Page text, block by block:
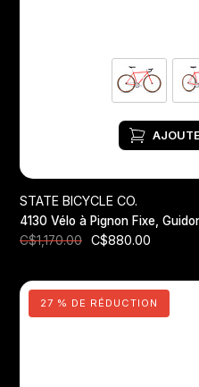
STATE BICYCLE CO.
4130 Vélo à Pignon Fixe,
C$1,170.00
C$880.00
27 % DE RÉDUCTION